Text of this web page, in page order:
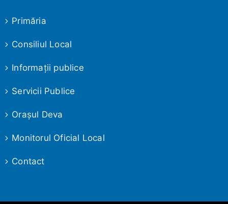
Primăria
Consiliul Local
Informaţii publice
Servicii Publice
Oraşul Deva
Monitorul Oficial Local
Contact